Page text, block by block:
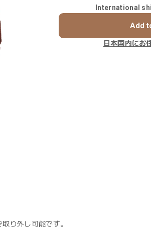
International
Add
日本国内にお
り外し可能です。